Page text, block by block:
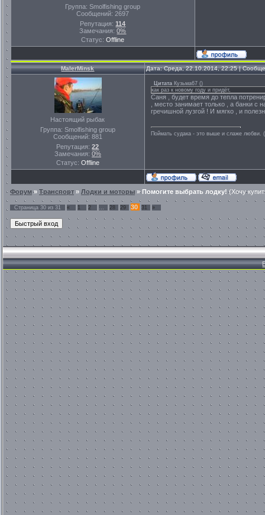
Группа: Smolfishing group
Сообщений: 2697
Репутация:114
Замечания:0%
Статус:Offline
MalerMinsk Дата: Среда, 22.10.2014, 22:25 |
Настоящий рыбак
Группа: Smolfishing group
Сообщений: 881
Репутация:22
Замечания: 0%
Статус: Offline
Цитата Кузьма67 ()
как раз к новому году и придёт,
Саня , будет время до тепла
, место занимает только , а банки
гречишной лузгой ! И мягко , и
Поймать судака - это выше и слаже любви.
Форум» Транспорт » Лодки и моторы »Помогите выбрать лодку! (Хочу
Страница 30 из 31 « 1 2 … 28 29 30 31 »